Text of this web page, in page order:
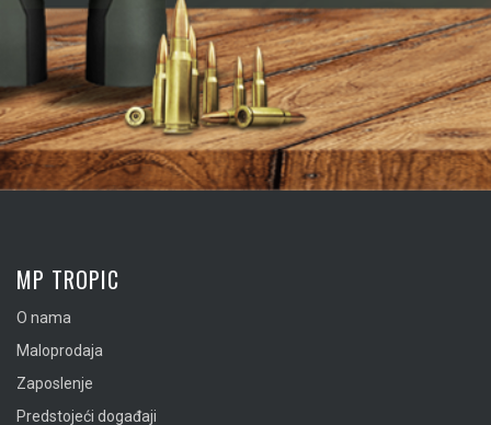
MP TROPIC
O nama
Maloprodaja
Zaposlenje
Predstojeći događaji